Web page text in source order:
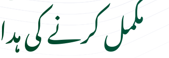
مکمل کرنے کی